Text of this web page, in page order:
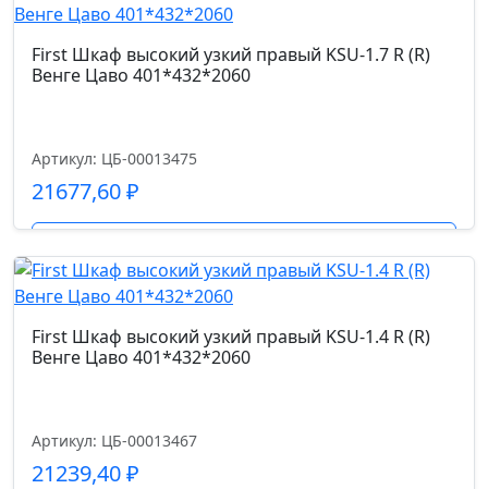
First Шкаф высокий узкий правый KSU-1.7 R (R)
Венге Цаво 401*432*2060
Артикул: ЦБ-00013475
21677,60₽
First Шкаф высокий узкий правый KSU-1.4 R (R)
Венге Цаво 401*432*2060
Артикул: ЦБ-00013467
21239,40₽